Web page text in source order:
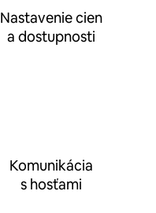
Nastavenie cien
a dostupnosti
Komunikácia
s hosťami